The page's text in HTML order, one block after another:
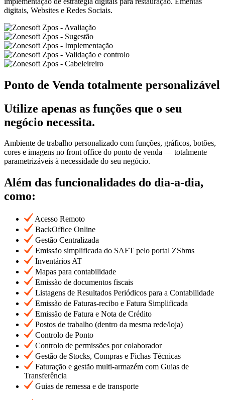
digitais, Websites e Redes Sociais.
Ponto de Venda totalmente personalizável
Utilize apenas as funções que o seu
negócio necessita.
Ambiente de trabalho personalizado com funções, gráficos, botões,
cores e imagens no front office do ponto de venda — totalmente
parametrizáveis à necessidade do seu negócio.
Além das funcionalidades do dia-a-dia,
como:
Acesso Remoto
BackOffice Online
Gestão Centralizada
Emissão simplificada do SAFT pelo portal ZSbms
Inventários AT
Mapas para contabilidade
Emissão de documentos fiscais
Listagens de Resultados Periódicos para a Contabilidade
Emissão de Faturas-recibo e Fatura Simplificada
Emissão de Fatura e Nota de Crédito
Postos de trabalho (dentro da mesma rede/loja)
Controlo de Ponto
Controlo de permissões por colaborador
Gestão de Stocks, Compras e Fichas Técnicas
Faturação e gestão multi-armazém com Guias de
Transferência
Guias de remessa e de transporte